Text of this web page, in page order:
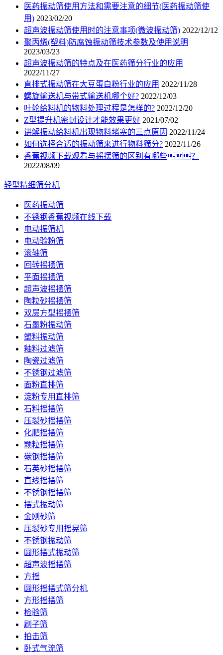
医药振动筛使用方法和需要注意的细节(医药振动筛使
用) 2023/02/20
超声波振动筛使用时的注意事项(微波振动筛) 2022/12/12
聚丙烯(塑料)防腐蚀振动筛技术参数及使用说明
2023/03/23
超声波振动筛的特点及在医药筛分行业的应用
2022/11/27
直排式振动筛在大豆蛋白粉行业的应用 2022/11/28
螺旋输送机与带式输送机哪个好? 2022/12/03
叶轮给料机的物料处理过程是怎样的? 2022/12/20
Z型提升机密封设计才能效果更好 2021/07/02
讲解振动给料机出现物料堵塞的三点原因 2022/11/24
如何选择合适的振动筛来进行物料筛分? 2022/11/26
香蕉视频下载观看与摇摆筛的区别有哪些？
2022/08/09
轻型精细筛分机
医药振动筛
不锈钢香蕉视频在线下载
电动振筛机
电动验粉筛
滚轴筛
回转摇摆筛
平面摇摆筛
超声波摇摆筛
陶粒砂摇摆筛
双层方型摇摆筛
石墨粉振动筛
塑料振动筛
釉料过滤筛
陶瓷过滤筛
不锈钢过滤筛
面粉直排筛
淀粉专用直排筛
石料摇摆筛
压裂砂摇摆筛
化肥摇摆筛
颗粒摇摆筛
碳钢摇摆筛
石英砂摇摆筛
直线摇摆筛
不锈钢摇摆筛
摆式振动筛
金刚砂筛
压裂砂专用摇晃筛
不锈钢振动筛
圆形摆式振动筛
超声波摇摆筛
方摇
圆形摇摆式筛分机
方形摇摆筛
检验筛
刷子筛
拍击筛
卧式气流筛